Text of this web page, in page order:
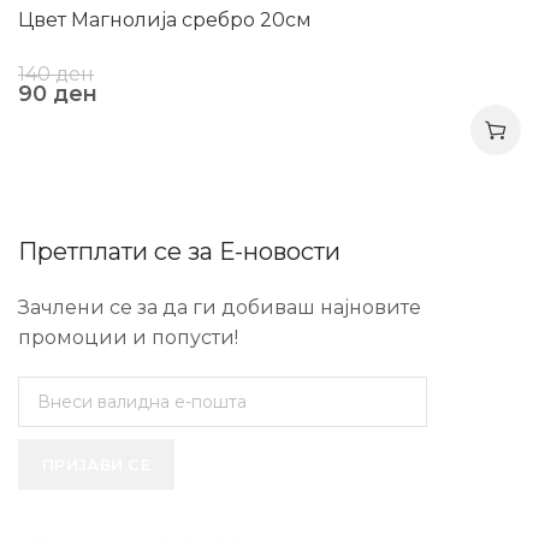
Цвет Магнолија сребро 20см
140ден
90 ден
Претплати се за Е-новости
Зачлени се за да ги добиваш најновите
промоции и попусти!